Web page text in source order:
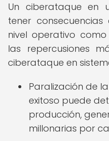
Un ciberataque en
tener
nivel operativo
las repercusiones
ciberataque en
Paralización de
exitoso puede
producción,
millonarias por